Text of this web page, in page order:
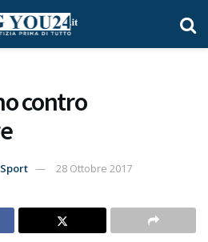
contro
28 Ottobre 2017